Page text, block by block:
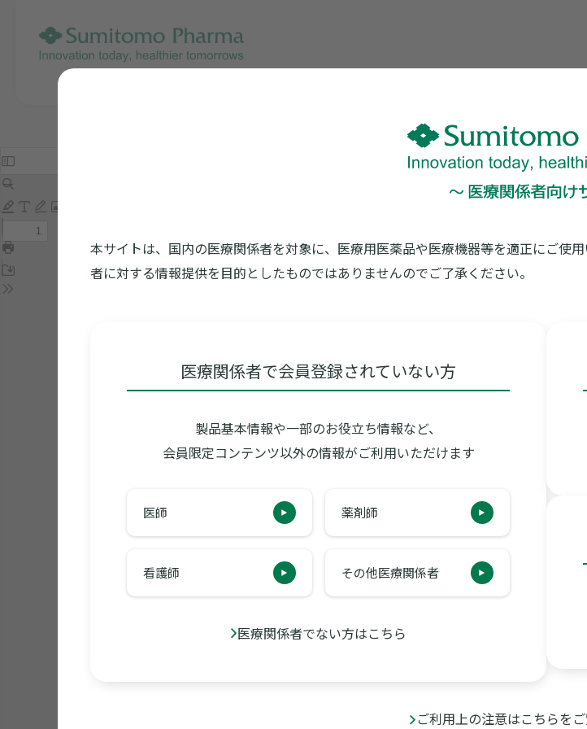
本サイトは、国内の医療関係者を対象に、医療用医薬品や医療機器等を適正にご使
者に対する情報提供を目的としたものではありませんのでご了承ください。
医療関係者で会員登録されていない方
製品基本情報や一部のお役立ち情報など、
会員限定コンテンツ以外の情報がご利用いただけます
医師 薬剤師
看護師 その他医療関係者
医療関係者でない方はこちら
ご利用上の注意はこちらを